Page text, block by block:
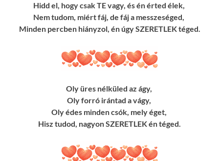
Hidd el, hogy csak TE vagy, és én érted élek,
Nem tudom, miért fáj, de fáj a messzeséged,
Minden percben hiányzol, én úgy SZERETLEK téged.
Oly üres nélküled az ágy,
Oly forró irántad a vágy,
Oly édes minden csók, mely éget,
Hisz tudod, nagyon SZERETLEK én téged.